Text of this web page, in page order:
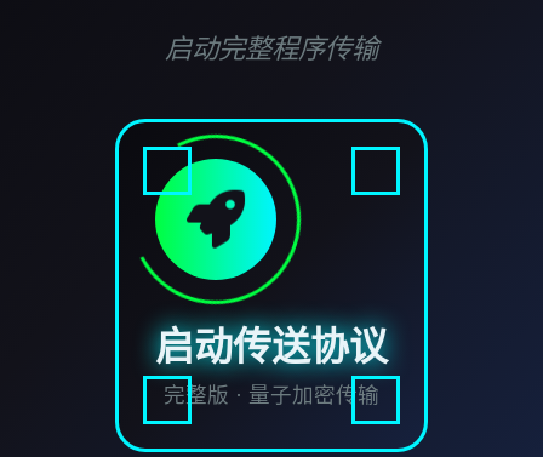
启动完整程序传输
启动传送协议
完整版 · 量子加密传输